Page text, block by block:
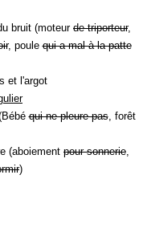
bruit (moteur de triporteur,
, poulequi a mal à la patte
et l'argot
qui ne pleure pas, forêt
(aboiement pour sonnerie
)